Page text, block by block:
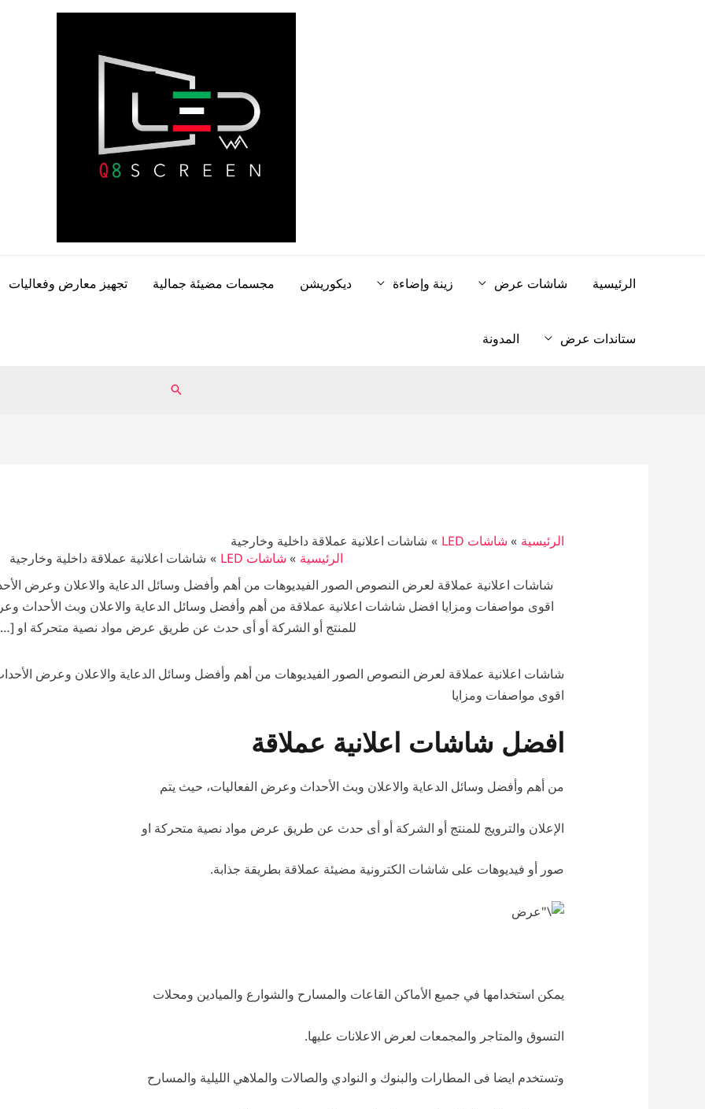
الرئيسية شاشات عرض زينة وإضاءة ديكوريشن مجسمات مضيئة جمالية تجهيز معارض وفعاليات
ستاندات عرض المدونة
البحث
الرئيسية شاشات LED
شاشات اعلانية عملاقة داخلية وخارجية
الرئيسية
شاشات LED
شاشات اعلانية عملاقة داخلية وخارجية
شاشات اعلانية عملاقة لعرض النصوص الصور الفيديوهات من أهم وأفضل وسائل الدعاية والاعلان وعرض
اقوى مواصفات ومزايا افضل شاشات اعلانية عملاقة من أهم وأفضل وسائل الدعاية والاعلان وبث الأحداث
للمنتج أو الشركة أو أى حدث عن طريق عرض مواد نصية متحركة او
شاشات اعلانية عملاقة لعرض النصوص الصور الفيديوهات من أهم وأفضل وسائل الدعاية والاعلان وعرض
اقوى مواصفات ومزايا
افضل شاشات اعلانية عملاقة
من أهم وأفضل وسائل الدعاية والاعلان وبث الأحداث وعرض الفعاليات، حيث يتم
الإعلان والترويج للمنتج أو الشركة أو أى حدث عن طريق عرض مواد نصية متحركة او
صور أو فيديوهات على شاشات الكترونية مضيئة عملاقة بطريقة جذابة.
يمكن استخدامها في جميع الأماكن القاعات والمسارح والشوارع والميادين ومحلات
التسوق والمتاجر والمجمعات لعرض الاعلانات عليها.
وتستخدم ايضا فى المطارات والبنوك و النوادي والصالات والملاهي الليلية والمسارح